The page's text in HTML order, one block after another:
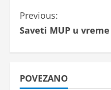
C
o
n
t
Previous:
Saveti MUP u
POVEZANO